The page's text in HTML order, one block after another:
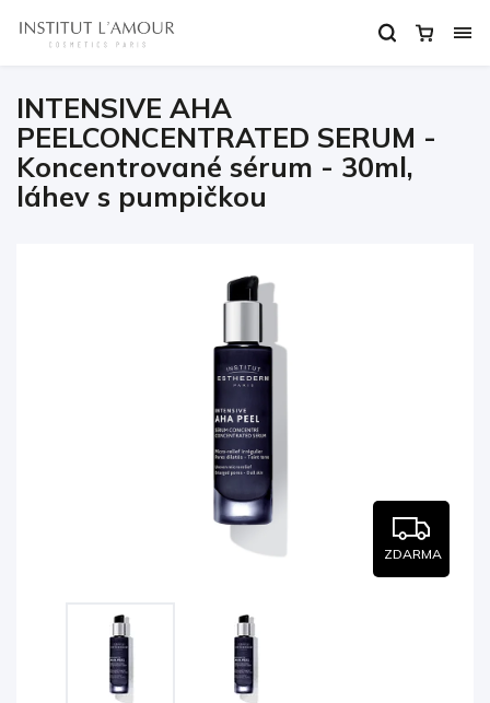
INTENSIVE AHA
PEELCONCENTRATED SERUM -
Koncentrované sérum - 30ml,
láhev s pumpičkou
ZDARMA